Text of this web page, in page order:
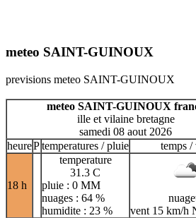
meteo SAINT-GUINOUX
previsions meteo SAINT-GUINOUX
meteo SAINT-GUINOUX
ille et vilaine bretagne
samedi 08 aout 2026
heurePtemperatures / pluie temps /
18 h
temperature
31.3 C
pluie : 0 MM
nuages : 64 %
humidite : 23 %
vent 15 km/h